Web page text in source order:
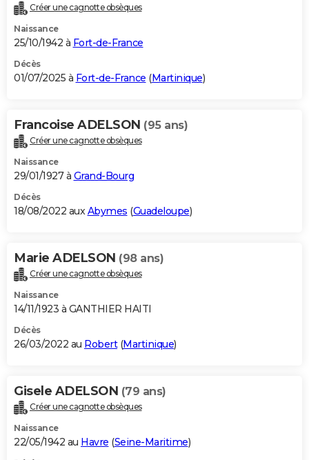
Destinations
City break
Voyage nature
Voyage de noces
Forum
Climat
+PHOTO
GUIDES D'ACHAT
BONS PLANS
Carte de Noël
Carte Bonne année
Carte Saint-Valentin
Carte Pâques
Carte d'anniversaire
DICTIONNAIRE
Dictionnaire
Biographies
Citations
Expressions
Proverbes
PROGRAMME TV
S'inscrire
Se connecter
Lycées
Collèges
Primaires
Universités
Entreprises
Service militaire
Avis de recherche
AVIS DE DÉCÈS
Bricolage
Lifestyle
Culture
Sport
Auto
Television
Voyage
Cinema
Créer une cagnotte obsèques
Naissance
25/10/1942 à Fort-de-France
Décès
01/07/2025 à Fort-de-France (Martinique)
Francoise ADELSON (95 ans)
Créer une cagnotte obsèques
Naissance
29/01/1927 à Grand-Bourg
Décès
18/08/2022 auxAbymes (Guadeloupe)
Marie ADELSON (98 ans)
Créer une cagnotte obsèques
Naissance
14/11/1923 à GANTHIER HAITI
Décès
26/03/2022 au Robert(Martinique)
Gisele ADELSON (79 ans)
Créer une cagnotte obsèques
Naissance
22/05/1942 au Havre (Seine-Maritime)